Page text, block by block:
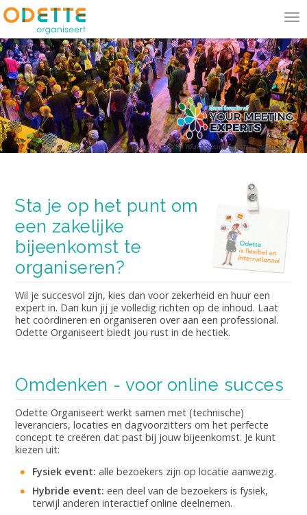
Proud founder of Your Meeting Experts -lees meer
Sta je op het punt om
een zakelijke
bijeenkomst te
organiseren?
Wil je succesvol zijn, kies dan voor zekerheid en huur een
expert in. Dan kun jij je volledig richten op de inhoud. Laat
het coördineren en organiseren over aan een professional.
Odette Organiseert biedt jou rust in de hectiek.
Omdenken - voor online succes
Odette Organiseert werkt samen met (technische)
leveranciers, locaties en dagvoorzitters om het perfecte
concept te creëren dat past bij jouw bijeenkomst. Je kunt
kiezen uit:
Fysiek event: alle bezoekers zijn op locatie aanwezig.
Hybride event: een deel van de bezoekers is fysiek,
terwijl anderen interactief online deelnemen.